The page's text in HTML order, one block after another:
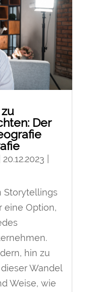
Der
20.12.2023
Storytellings
eine Option,
hin zu
Wandel
Weise, wie